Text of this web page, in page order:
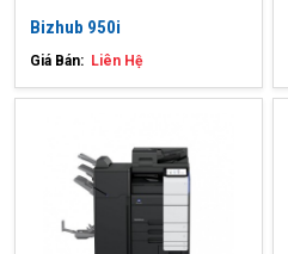
Bizhub 950i
Giá Bán: Liên Hệ